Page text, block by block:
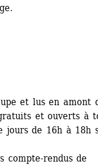
et lus en amont
et ouverts à
jours de 16h à 18h
compte-rendus de